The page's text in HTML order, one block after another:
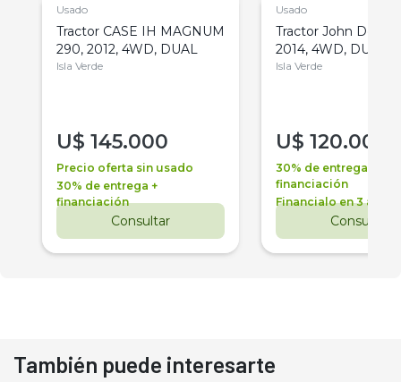
Usado
Tractor CASE IH MAGNUM
290, 2012, 4WD, DUAL
Isla Verde
U$ 145.000
Precio oferta sin usado
30% de entrega +
financiación
Consultar
Usado
Tractor John Deere
2014, 4WD, DUAL
Isla Verde
U$ 120.000
30% de entrega +
financiación
Financialo en 3 años
Consultar
También puede interesarte